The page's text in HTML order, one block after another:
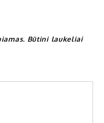
Būtini laukeliai